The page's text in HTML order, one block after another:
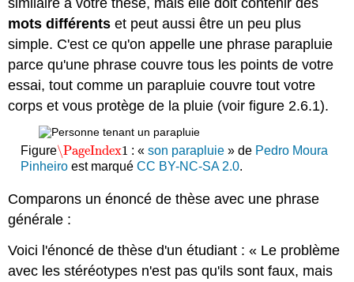
mots différents et peut aussi être un peu plus
simple. C'est ce qu'on appelle une phrase parapluie
parce qu'une phrase couvre tous les points de votre
essai, tout comme un parapluie couvre tout votre
corps et vous protège de la pluie (voir figure 2.6.1).
Figure\PageIndex1
\PageIndex1 : «son parapluie » de Pedro Moura
Pinheiroest marqué CC BY-NC-SA 2.0.
Comparons un énoncé de thèse avec une phrase
générale :
Voici l'énoncé de thèse d'un étudiant : « Le problème
avec les stéréotypes n'est pas qu'ils sont faux, mais